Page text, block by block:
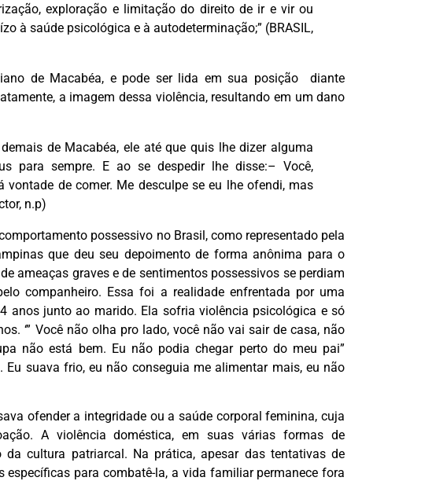
exploração e limitação do direito de ir e vir ou
à saúde psicológica e à autodeterminação;” (BRASIL,
de Macabéa, e pode ser lida em sua posição diante
a imagem dessa violência, resultando em um dano
de Macabéa, ele até que quis lhe dizer alguma
para sempre. E ao se despedir lhe disse:– Você,
de comer. Me desculpe se eu lhe ofendi, mas
n.p)
possessivo no Brasil, como representado pela
que deu seu depoimento de forma anônima para o
ameaças graves e de sentimentos possessivos se perdiam
companheiro. Essa foi a realidade enfrentada por uma
anos junto ao marido. Ela sofria violência psicológica e só
‘” Você não olha pro lado, você não vai sair de casa, não
não está bem. Eu não podia chegar perto do meu pai”
Eu suava frio, eu não conseguia me alimentar mais, eu não
ofender a integridade ou a saúde corporal feminina, cuja
A violência doméstica, em suas várias formas de
cultura patriarcal. Na prática, apesar das tentativas de
para combatê-la, a vida familiar permanece fora